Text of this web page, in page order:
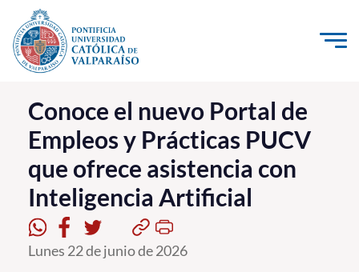
Click acá para ir directamente al contenido
La Universidad
Investigación, Creación e Innovación
PUCV Internacional
Vinculación con el Medio
Admisión
Conoce el nuevo Portal de
Empleos y Prácticas PUCV
que ofrece asistencia con
Inteligencia Artificial
Lunes 22 de junio de 2026